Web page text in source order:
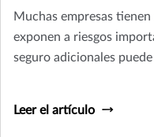
Muchas empresas
exponen a riesgos
seguro adicionales
Leer el artículo